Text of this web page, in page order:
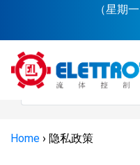
（星期
Home › 隐私政策